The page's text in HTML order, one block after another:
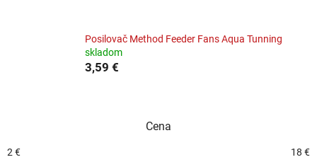
Posilovač Method Feeder Fans Aqua Tunning
skladom
3,59 €
Cena
2€ 18 €